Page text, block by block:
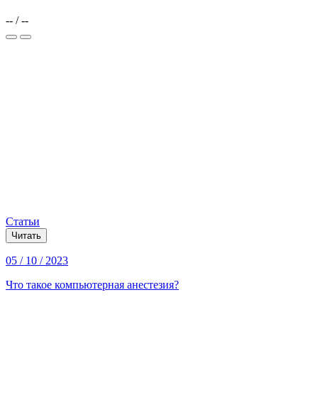
-- / --
Статьи
Читать
05 / 10 / 2023
Что такое компьютерная анестезия?